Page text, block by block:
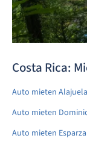
Costa Rica:
Auto mieten Alajuela
Auto mieten
Auto mieten Esparza